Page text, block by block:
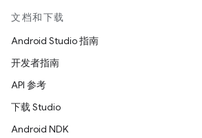
文档和下载
Android Studio 指南
开发者指南
API 参考
下载 Studio
Android NDK